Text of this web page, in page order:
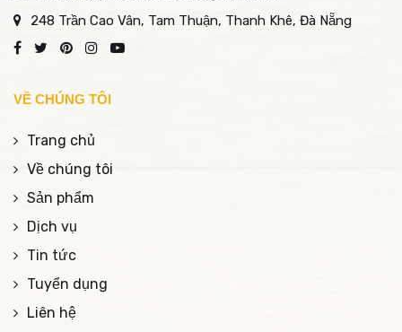
248 Trần Cao Vân, Tam Thuận, Thanh Khê, Đà Nẵng
VỀ CHÚNG TÔI
Trang chủ
Về chúng tôi
Sản phẩm
Dịch vụ
Tin tức
Tuyển dụng
Liên hệ